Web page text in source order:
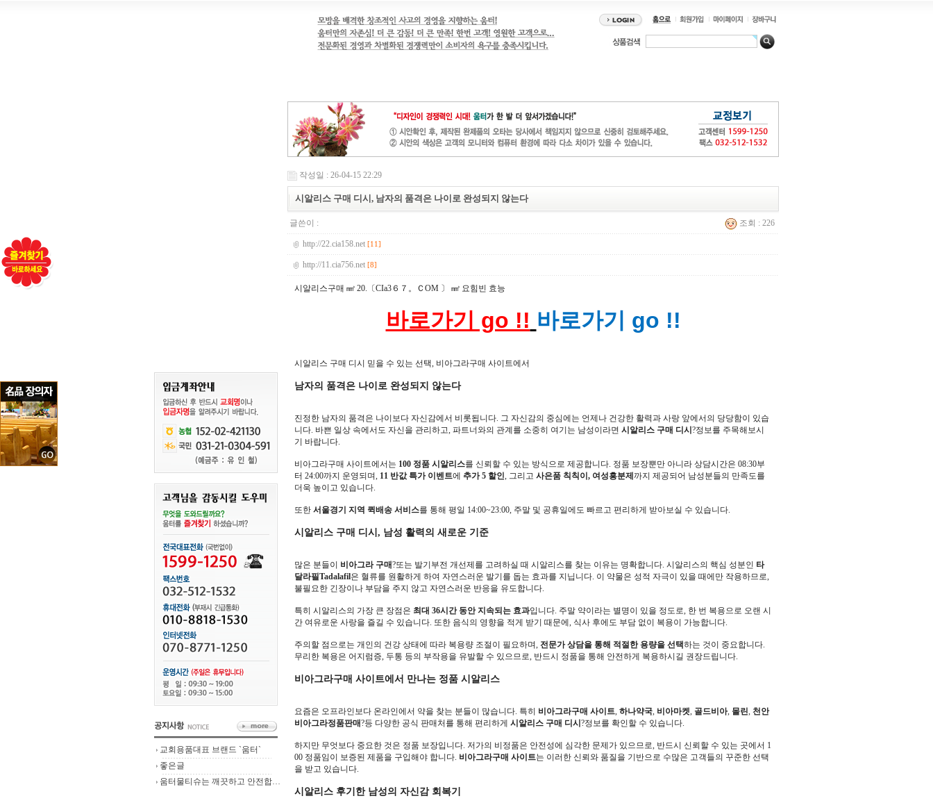
교회용품대표 브랜드 `움터`
좋은글
움터물티슈는 깨끗하고 안전합…
작성일 : 26-04-15 22:29
시알리스 구매 디시, 남자의 품격은 나이로 완성되지 않는다
글쓴이 : 조회 : 226
http://22.cia158.net [11]
http://11.cia756.net [8]
시알리스구매 ㎣ 20.〔CIa3６７。ＣOM 〕 ㎣ 요힘빈 효능
바로가기 go !! 바로가기 go !!
시알리스 구매 디시 믿을 수 있는 선택, 비아그라구매 사이트에서
남자의 품격은 나이로 완성되지 않는다
진정한 남자의 품격은 나이보다 자신감에서 비롯됩니다. 그 자신감의 중심에는 언제나 건강한 활력과 사랑 앞에서의 당당함이 있습
니다. 바쁜 일상 속에서도 자신을 관리하고, 파트너와의 관계를 소중히 여기는 남성이라면 시알리스 구매 디시 ?정보를 주목해보시
기 바랍니다.
비아그라구매 사이트에서는 100 정품 시알리스를 신뢰할 수 있는 방식으로 제공합니다. 정품 보장뿐만 아니라 상담시간은 08:30부
터 24:00까지 운영되며, 11 반값 특가 이벤트에 추가 5 할인, 그리고 사은품 칙칙이, 여성흥분제 까지 제공되어 남성분들의 만족도를
더욱 높이고 있습니다.
또한 서울경기 지역 퀵배송 서비스를 통해 평일 14:00~23:00, 주말 및 공휴일에도 빠르고 편리하게 받아보실 수 있습니다.
시알리스 구매 디시, 남성 활력의 새로운 기준
많은 분들이 비아그라 구매?또는 발기부전 개선제를 고려하실 때 시알리스를 찾는 이유는 명확합니다. 시알리스의 핵심 성분인 타
달라필Tadalafil은 혈류를 원활하게 하여 자연스러운 발기를 돕는 효과를 지닙니다. 이 약물은 성적 자극이 있을 때에만 작용하므로,
불필요한 긴장이나 부담을 주지 않고 자연스러운 반응을 유도합니다.
특히 시알리스의 가장 큰 장점은 최대 36시간 동안 지속되는 효과입니다. 주말 약이라는 별명이 있을 정도로, 한 번 복용으로 오랜 시
간 여유로운 사랑을 즐길 수 있습니다. 또한 음식의 영향을 적게 받기 때문에, 식사 후에도 부담 없이 복용이 가능합니다.
주의할 점으로는 개인의 건강 상태에 따라 복용량 조절이 필요하며, 전문가 상담을 통해 적절한 용량을 선택하는 것이 중요합니다.
무리한 복용은 어지럼증, 두통 등의 부작용을 유발할 수 있으므로, 반드시 정품을 통해 안전하게 복용하시길 권장드립니다.
비아그라구매 사이트에서 만나는 정품 시알리스
요즘은 오프라인보다 온라인에서 약을 찾는 분들이 많습니다. 특히 비아그라구매 사이트, 하나약국, 비아마켓, 골드비아, 몰린, 천안
비아그라정품판매?등 다양한 공식 판매처를 통해 편리하게 시알리스 구매 디시 ?정보를 확인할 수 있습니다.
하지만 무엇보다 중요한 것은 정품 보장입니다. 저가의 비정품은 안전성에 심각한 문제가 있으므로, 반드시 신뢰할 수 있는 곳에서 1
00 정품임이 보증된 제품을 구입해야 합니다. 비아그라구매 사이트는 이러한 신뢰와 품질을 기반으로 수많은 고객들의 꾸준한 선택
을 받고 있습니다.
시알리스 후기한 남성의 자신감 회복기